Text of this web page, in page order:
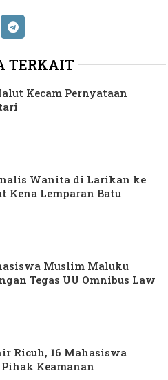
TERKAIT
Kecam Pernyataan
Wanita di Larikan ke
Kena Lemparan Batu
Muslim Maluku
Tegas UU Omnibus Law
Ricuh, 16 Mahasiswa
Keamanan